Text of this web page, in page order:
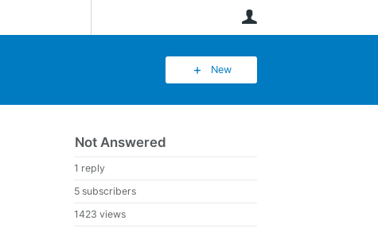
New
Not Answered
1 reply
5 subscribers
1423 views